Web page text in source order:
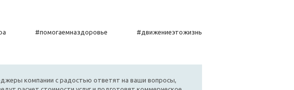
#помогаемназдоровье #движениеэтожизнь
компании с радостью ответят на ваши вопросы,